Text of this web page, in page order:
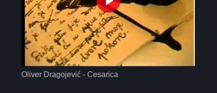
Oliver Dragojević - Cesarica